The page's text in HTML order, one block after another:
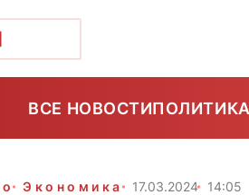
ВСЕ НОВОСТИПОЛИТИКА
Экономика 17.03.2024 14:05